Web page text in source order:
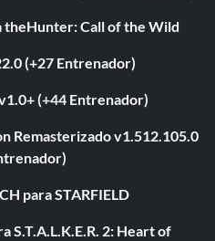
theHunter: Call of the Wild
(+27 Entrenador)
(+44 Entrenador)
Remasterizado v1.512.105.0
para STARFIELD
S.T.A.L.K.E.R. 2: Heart of